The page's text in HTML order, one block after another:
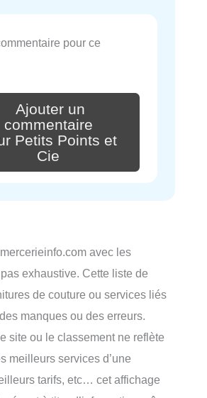
pour ce
Ajouter un
commentaire
Petits Points et
Cie
avec les
exhaustive. Cette liste de
de couture ou services liés
manques ou des erreurs.
site ou le classement ne reflète
meilleurs services d’une
tarifs, etc… cet affichage